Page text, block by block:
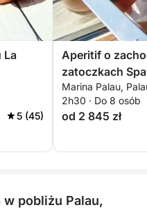
La
5 (45)
Aperitif o
zatoczkach
o zachodzie
Marina Palau,
2h30 · Do 8 osób
od 2 845 zł
pobliżu Palau,